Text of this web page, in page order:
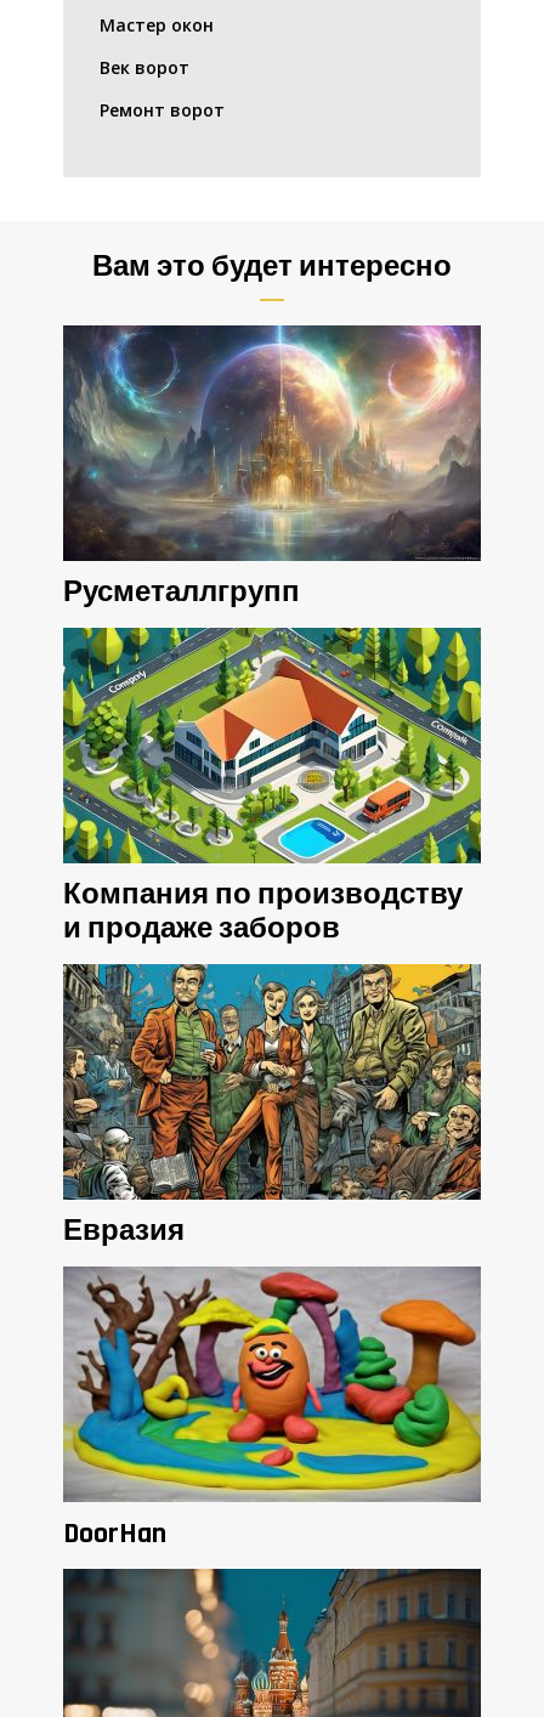
Мастер окон
Век ворот
Ремонт ворот
Вам это будет интересно
Русметаллгрупп
Компания по производству
и продаже заборов
Евразия
DoorHan